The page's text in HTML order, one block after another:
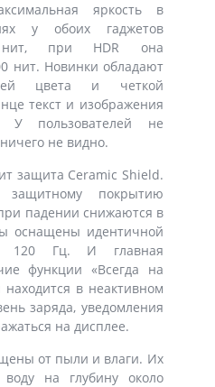
яркость в
у обоих гаджетов
нит, при HDR она
нит. Новинки обладают
цвета и четкой
текст и изображения
У пользователей не
не видно.
защита Ceramic Shield.
защитному покрытию
падении снижаются в
оснащены идентичной
120 Гц. И главная
функции «Всегда на
в неактивном
заряда, уведомления
на дисплее.
от пыли и влаги. Их
на глубину около